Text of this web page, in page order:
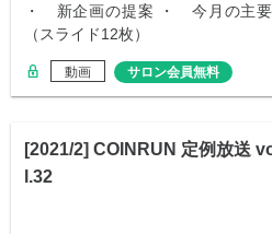
・ 新企画の提案 ・ 今月の主
（スライド12枚）
動画 サロン会員無料
[2021/2] COINRUN 定例放送
l.32